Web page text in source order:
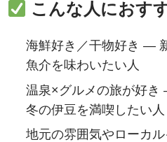
こんな人におす
海鮮好き／干物好き —
魚介を味わいたい人
温泉×グルメの旅が好き
冬の伊豆を満喫したい人
地元の雰囲気やローカ